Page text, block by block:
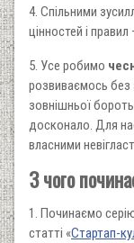
4. Спільними
цінностей і правил
5. Усе робимо
розвиваємось без
зовнішньої
досконало. Для
власними
З чого
1. Починаємо
статті «Стартап-